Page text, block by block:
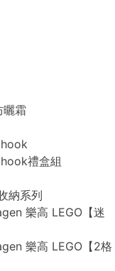
霜
禮盒組
納系列
樂高 LEGO【迷
樂高 LEGO【2格